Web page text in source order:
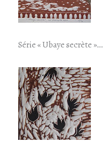
Série « Ubaye secrète »…